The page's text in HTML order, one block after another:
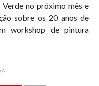
no próximo mês e
sobre os 20 anos de
workshop de pintura